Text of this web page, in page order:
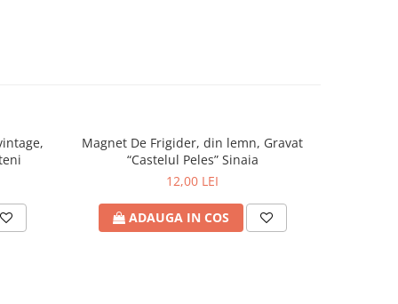
Magnet De Frigider, din lemn, Gravat
“Castelul Peles” Sinaia
12,00 LEI
ADAUGA IN COS